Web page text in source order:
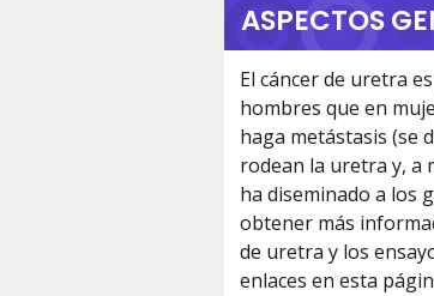
ASPECTOS
El cáncer de uretra
hombres que en
haga metástasis (se
rodean la uretra y, a
ha diseminado a los
obtener más
de uretra y los
enlaces en esta